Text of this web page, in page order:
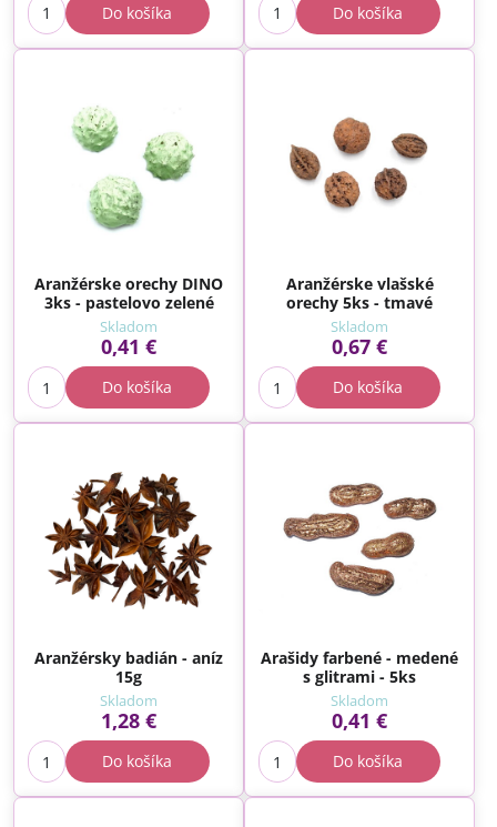
Do košíka Do košíka
Aranžérske orechy DINO
3ks - pastelovo zelené
Skladom
0,41 €
Do košíka
Aranžérske vlašské
orechy 5ks - tmavé
Skladom
0,67 €
Do košíka
Aranžérsky badián - aníz
15g
Skladom
1,28 €
Do košíka
Arašidy farbené - medené
s glitrami - 5ks
Skladom
0,41 €
Do košíka